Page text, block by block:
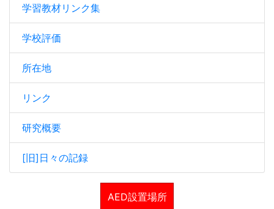
学習教材リンク集
学校評価
所在地
リンク
研究概要
[旧]日々の記録
AED設置場所